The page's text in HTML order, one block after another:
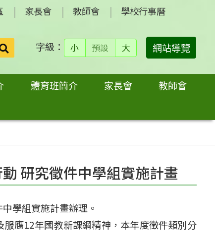
家長會 教師會 學校行事曆
搜
尋：
字級： 小 預設 大 網站導覽
體育班簡介 家長會
教師會
研究徵件中學組實施計畫
學組實施計畫辦理。
膺12年國教新課綱精神，本年度徵件類別分